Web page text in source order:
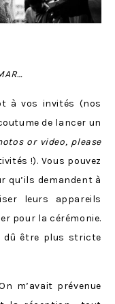
à vos invités (nos
de lancer un
or video, please
!). Vous pouvez
qu’ils demandent à
leurs appareils
pour la cérémonie.
dû être plus stricte
m’avait prévenue